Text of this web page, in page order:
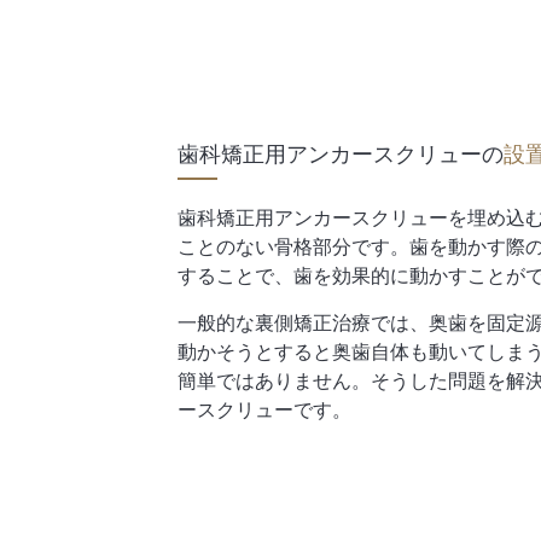
歯科矯正用アンカースクリューの設
歯科矯正用アンカースクリューを埋め込
ことのない骨格部分です。歯を動かす際
することで、歯を効果的に動かすことが
一般的な裏側矯正治療では、奥歯を固定
動かそうとすると奥歯自体も動いてしま
簡単ではありません。そうした問題を解
ースクリューです。